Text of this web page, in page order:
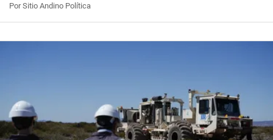
Por Sitio Andino Política